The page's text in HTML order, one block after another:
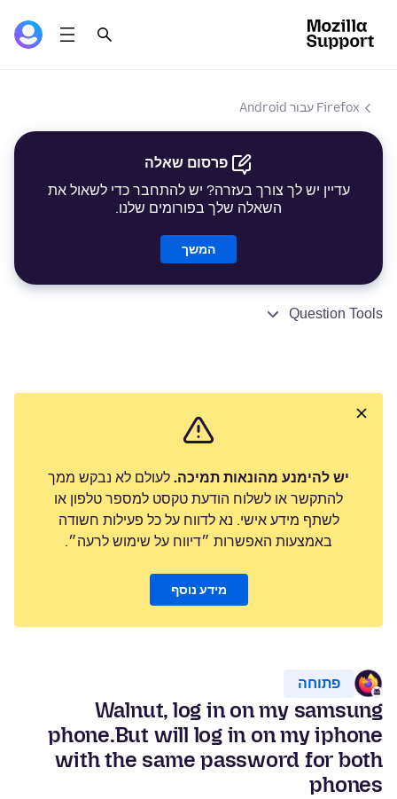
Firefox עבור Android
פרסום שאלה
עדיין יש לך צורך בעזרה? יש להתחבר כדי לשאול את
השאלה שלך בפורומים שלנו.
המשך
Question Tools
יש להימנע מהונאות תמיכה. לעולם לא נבקש ממך
להתקשר או לשלוח הודעת טקסט למספר טלפון או
לשתף מידע אישי. נא לדווח על כל פעילות חשודה
באמצעות האפשרות ״דיווח על שימוש לרעה״.
מידע נוסף
פתוחה
Walnut, log in on my samsung
phone.But will log in on my iphone
with the same password for both
phones